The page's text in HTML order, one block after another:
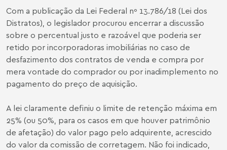
Com a publicação da Lei Federal nº 13.786/18 (Lei dos
Distratos), o legislador procurou encerrar a discussão
sobre o percentual justo e razoável que poderia ser
retido por incorporadoras imobiliárias no caso de
desfazimento dos contratos de venda e compra por
mera vontade do comprador ou por inadimplemento no
pagamento do preço de aquisição.
A lei claramente definiu o limite de retenção máxima em
25% (ou 50%, para os casos em que houver patrimônio
de afetação) do valor pago pelo adquirente, acrescido
do valor da comissão de corretagem. Não foi indicado,